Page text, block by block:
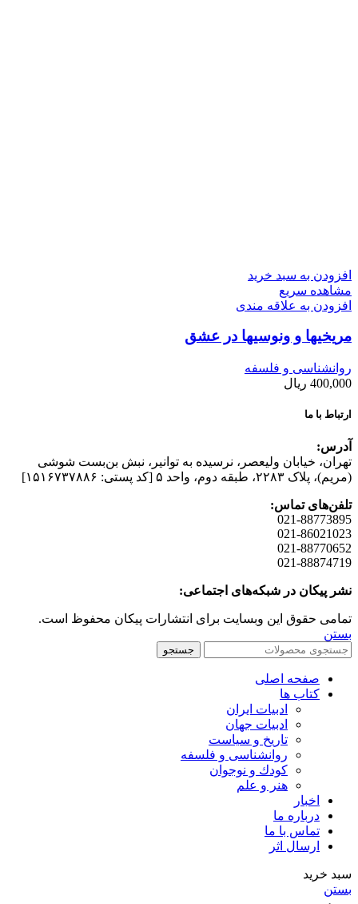
افزودن به سبد خرید
مشاهده سریع
افزودن به علاقه مندی
مریخیها و ونوسیها در عشق
روانشناسی و فلسفه
400,000 ریال
ارتباط با ما
آدرس:
تهران، خیابان وليعصر، نرسيده به توانير، نبش بن‌بست شوشی
(مريم)، پلاک ۲۲۸۳، طبقه دوم، واحد ۵ [کد پستی: ۱۵۱۶۷۳۷۸۸۶]
تلفن‌های تماس:
021-88773895
021-86021023
021-88770652
021-88874719
نشر پیکان در شبکه‌های اجتماعی:
تمامی حقوق این وبسایت برای انتشارات پیکان محفوظ است.
بستن
جستجو
صفحه اصلی
کتاب ها
ادبیات ایران
ادبیات جهان
تاریخ و سیاست
روانشناسی و فلسفه
کودك و نوجوان
هنر و علم
اخبار
درباره ما
تماس با ما
ارسال اثر
سبد خرید
بستن